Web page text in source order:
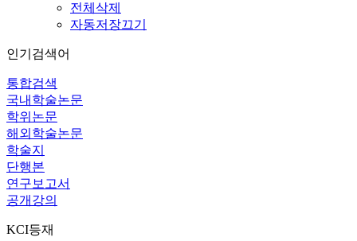
전체삭제
자동저장끄기
인기검색어
통합검색
국내학술논문
학위논문
해외학술논문
학술지
단행본
연구보고서
공개강의
KCI등재